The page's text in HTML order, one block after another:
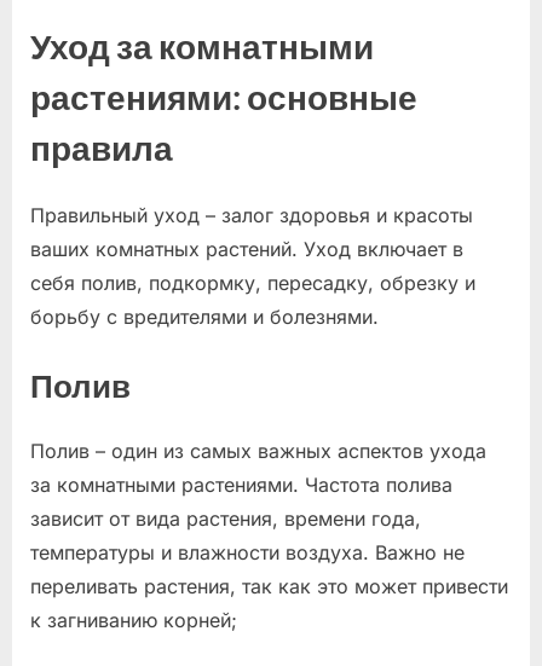
Уход за комнатными
растениями: основные
правила
Правильный уход – залог здоровья и красоты
ваших комнатных растений. Уход включает в
себя полив, подкормку, пересадку, обрезку и
борьбу с вредителями и болезнями.
Полив
Полив – один из самых важных аспектов ухода
за комнатными растениями. Частота полива
зависит от вида растения, времени года,
температуры и влажности воздуха. Важно не
переливать растения, так как это может привести
к загниванию корней;